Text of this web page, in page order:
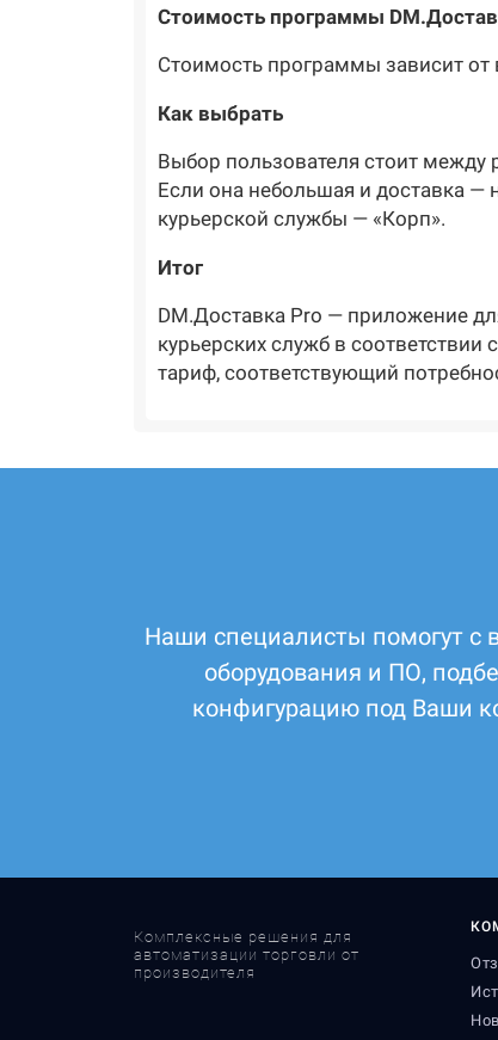
Стоимость программы
Стоимость программы зависит
Как выбрать
Выбор пользователя стоит
Если она небольшая и доставка —
курьерской службы — «Корп».
Итог
DM.Доставка Pro — приложение
курьерских служб в
тариф, соответствующий
Наши специалисты помогут с
оборудования и ПО,
конфигурацию под Ваши
Комплексные решения для
автоматизации торговли от
производителя